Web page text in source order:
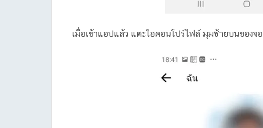
เมื่อเข้าแอปแล้ว แตะไอคอนโปร์ไฟล์ มุมซ้ายบนของจอ